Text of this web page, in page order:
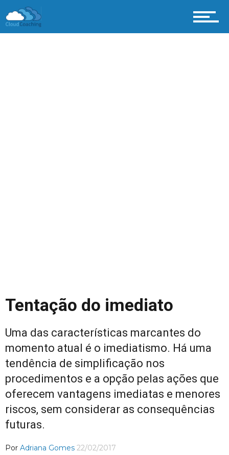
Tentação do imediato
Uma das características marcantes do
momento atual é o imediatismo. Há uma
tendência de simplificação nos
procedimentos e a opção pelas ações que
oferecem vantagens imediatas e menores
riscos, sem considerar as consequências
futuras.
Por Adriana Gomes 22/02/2017